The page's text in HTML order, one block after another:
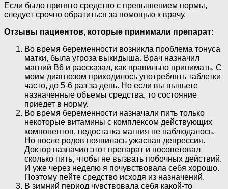
Если было принято средство с превышением нормы,
следует срочно обратиться за помощью к врачу.
Отзывы пациентов, которые принимали препарат:
Во время беременности возникла проблема тонуса
матки, была угроза выкидыша. Врач назначил
магний В6 и рассказал, как правильно принимать. С
моим диагнозом приходилось употреблять таблетки
часто, до 5-6 раз за день. Но если вы выпьете
назначенные объемы средства, то состояние
приедет в норму.
Во время беременности назначали пить только
некоторые витамины с комплексом действующих
компонентов, недостатка магния не наблюдалось.
Но после родов появилась ужасная депрессия.
Доктор назначил этот препарат и посоветовал
сколько пить, чтобы не вызвать побочных действий.
И уже через неделю я почувствовала себя хорошо.
Поэтому пейте средство исходя из назначений.
В зимний период чувствовала себя какой-то